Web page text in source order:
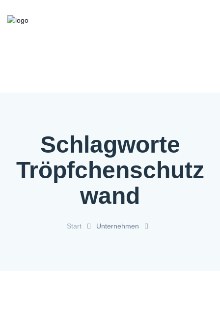
Schlagworte
Tröpfchenschutz
wand
Start Unternehmen